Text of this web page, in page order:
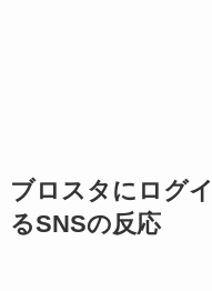
ブロスタにログ
るSNSの反応